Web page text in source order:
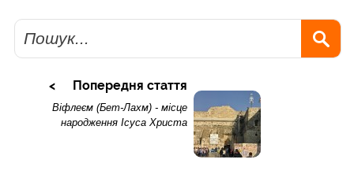
Пошук
Попередня стаття
Віфлеєм (Бет-Лахм) - місце
народження Ісуса Христа